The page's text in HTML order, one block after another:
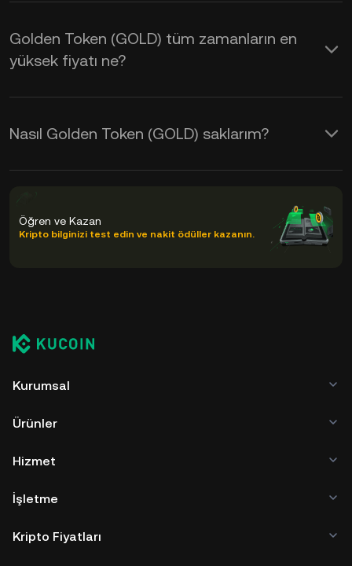
Golden Token (GOLD) tüm zamanların en
yüksek fiyatı ne?
Nasıl Golden Token (GOLD) saklarım?
Öğren ve Kazan
Kripto bilginizi test edin ve nakit ödüller kazanın.
Kurumsal
Ürünler
Hizmet
İşletme
Kripto Fiyatları